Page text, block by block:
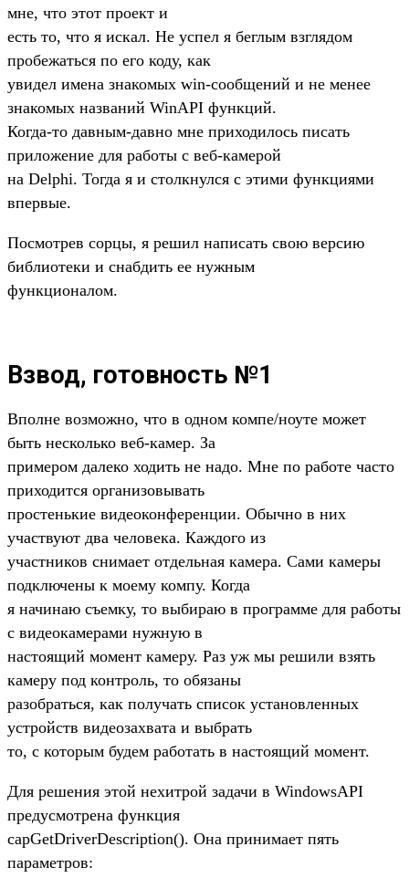
мне, что этот проект и
есть то, что я искал. Не успел я беглым взглядом
пробежаться по его коду, как
увидел имена знакомых win-сообщений и не менее
знакомых названий WinAPI функций.
Когда-то давным-давно мне приходилось писать
приложение для работы с веб-камерой
на Delphi. Тогда я и столкнулся с этими функциями
впервые.
Посмотрев сорцы, я решил написать свою версию
библиотеки и снабдить ее нужным
функционалом.
Взвод, готовность №1
Вполне возможно, что в одном компе/ноуте может
быть несколько веб-камер. За
примером далеко ходить не надо. Мне по работе часто
приходится организовывать
простенькие видеоконференции. Обычно в них
участвуют два человека. Каждого из
участников снимает отдельная камера. Сами камеры
подключены к моему компу. Когда
я начинаю съемку, то выбираю в программе для работы
с видеокамерами нужную в
настоящий момент камеру. Раз уж мы решили взять
камеру под контроль, то обязаны
разобраться, как получать список установленных
устройств видеозахвата и выбрать
то, с которым будем работать в настоящий момент.
Для решения этой нехитрой задачи в WindowsAPI
предусмотрена функция
capGetDriverDescription(). Она принимает пять
параметров: